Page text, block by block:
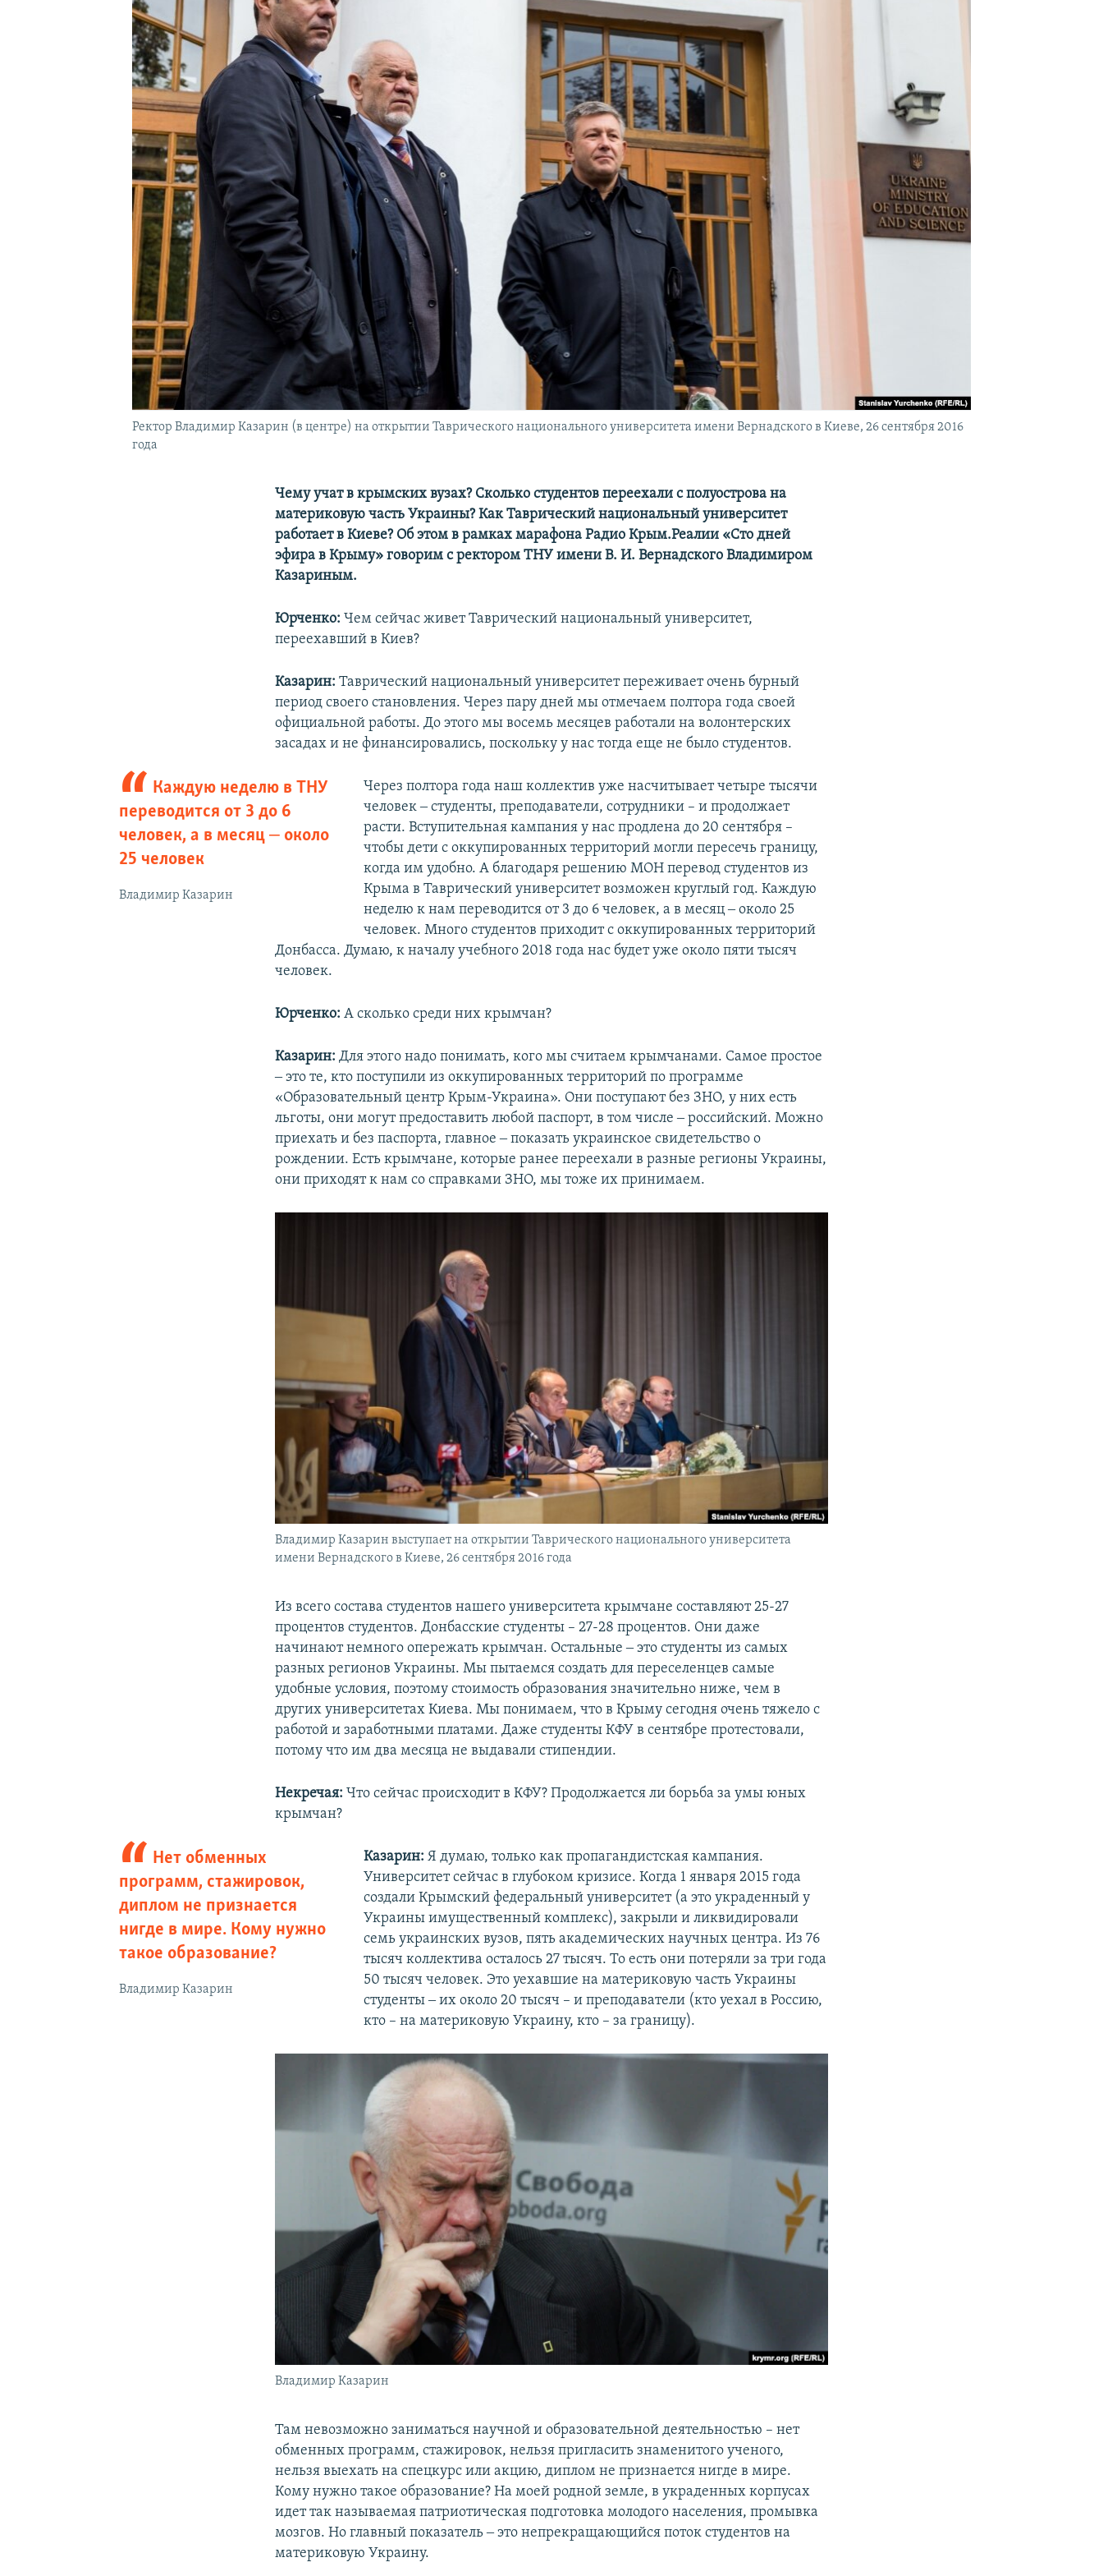
КРЫМ.НЕПОКОРЕННЫЙ
УКРАИНСКАЯ ПРОБЛЕМА КРЫМА
Ректор Владимир Казарин (в центре) на открытии Таврического национального университета имени Вернадского в Киеве, 26 сентября 2016
года
Чему учат в крымских вузах? Сколько студентов переехали с полуострова на
материковую часть Украины? Как Таврический национальный университет
работает в Киеве? Об этом в рамках марафона Радио Крым.Реалии «Сто дней
эфира в Крыму» говорим с ректором ТНУ имени В. И. Вернадского Владимиром
Казариным.
Юрченко: Чем сейчас живет Таврический национальный университет,
переехавший в Киев?
Казарин:Таврический национальный университет переживает очень бурный
период своего становления. Через пару дней мы отмечаем полтора года своей
официальной работы. До этого мы восемь месяцев работали на волонтерских
засадах и не финансировались, поскольку у нас тогда еще не было студентов.
Каждую неделю в ТНУ
переводится от 3 до 6
человек, а в месяц ‒ около
25 человек
Владимир Казарин
Через полтора года наш коллектив уже насчитывает четыре тысячи
человек ‒ студенты, преподаватели, сотрудники – и продолжает
расти. Вступительная кампания у нас продлена до 20 сентября –
чтобы дети с оккупированных территорий могли пересечь границу,
когда им удобно. А благодаря решению МОН перевод студентов из
Крыма в Таврический университет возможен круглый год. Каждую
неделю к нам переводится от 3 до 6 человек, а в месяц ‒ около 25
человек. Много студентов приходит с оккупированных территорий
Донбасса. Думаю, к началу учебного 2018 года нас будет уже около пяти тысяч
человек.
Юрченко: А сколько среди них крымчан?
Казарин: Для этого надо понимать, кого мы считаем крымчанами. Самое простое
‒ это те, кто поступили из оккупированных территорий по программе
«Образовательный центр Крым-Украина». Они поступают без ЗНО, у них есть
льготы, они могут предоставить любой паспорт, в том числе ‒ российский. Можно
приехать и без паспорта, главное ‒ показать украинское свидетельство о
рождении. Есть крымчане, которые ранее переехали в разные регионы Украины,
они приходят к нам со справками ЗНО, мы тоже их принимаем.
Владимир Казарин выступает на открытии Таврического национального университета
имени Вернадского в Киеве, 26 сентября 2016 года
Из всего состава студентов нашего университета крымчане составляют 25-27
процентов студентов. Донбасские студенты – 27-28 процентов. Они даже
начинают немного опережать крымчан. Остальные ‒ это студенты из самых
разных регионов Украины. Мы пытаемся создать для переселенцев самые
удобные условия, поэтому стоимость образования значительно ниже, чем в
других университетах Киева. Мы понимаем, что в Крыму сегодня очень тяжело с
работой и заработными платами. Даже студенты КФУ в сентябре протестовали,
потому что им два месяца не выдавали стипендии.
Некречая: Что сейчас происходит в КФУ? Продолжается ли борьба за умы юных
крымчан?
Нет обменных
программ, стажировок,
диплом не признается
нигде в мире. Кому нужно
такое образование?
Владимир Казарин
Казарин: Я думаю, только как пропагандистская кампания.
Университет сейчас в глубоком кризисе. Когда 1 января 2015 года
создали Крымский федеральный университет (а это украденный у
Украины имущественный комплекс), закрыли и ликвидировали
семь украинских вузов, пять академических научных центра. Из 76
тысяч коллектива осталось 27 тысяч. То есть они потеряли за три года
50 тысяч человек. Это уехавшие на материковую часть Украины
студенты ‒ их около 20 тысяч – и преподаватели (кто уехал в Россию,
кто – на материковую Украину, кто – за границу).
Владимир Казарин
Там невозможно заниматься научной и образовательной деятельностью – нет
обменных программ, стажировок, нельзя пригласить знаменитого ученого,
нельзя выехать на спецкурс или акцию, диплом не признается нигде в мире.
Кому нужно такое образование? На моей родной земле, в украденных корпусах
идет так называемая патриотическая подготовка молодого населения, промывка
мозгов. Но главный показатель ‒ это непрекращающийся поток студентов на
материковую Украину.